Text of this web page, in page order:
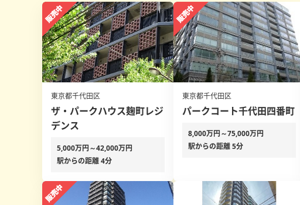
東京都千代田区
ザ・パークハウス麹町レジ
デンス
5,000万円～42,000万円
駅からの距離 4分
東京都千代田区
パークコート千代田四番町
8,000万円～75,000万円
駅からの距離 5分